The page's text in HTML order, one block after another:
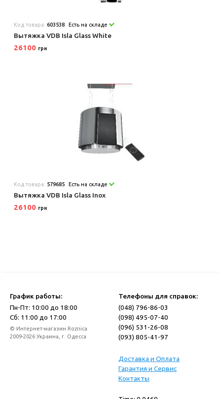
Код товара:603538 Есть на складе
Вытяжка VDB Isla Glass White
26100 грн
Код товара: 579685 Есть на складе
Вытяжка VDB Isla Glass Inox
26100 грн
График работы:
Пн-Пт: 10:00 до 18:00
Сб: 11:00 до 17:00
© Интернет-магазин Roznica
2009-2026 Украина, г. Одесса
Телефоны для справок:
(048) 796-86-03
(098) 495-07-40
(096) 531-26-08
(093) 805-41-97
Доставка и Оплата
Гарантия и Сервис
Контакты